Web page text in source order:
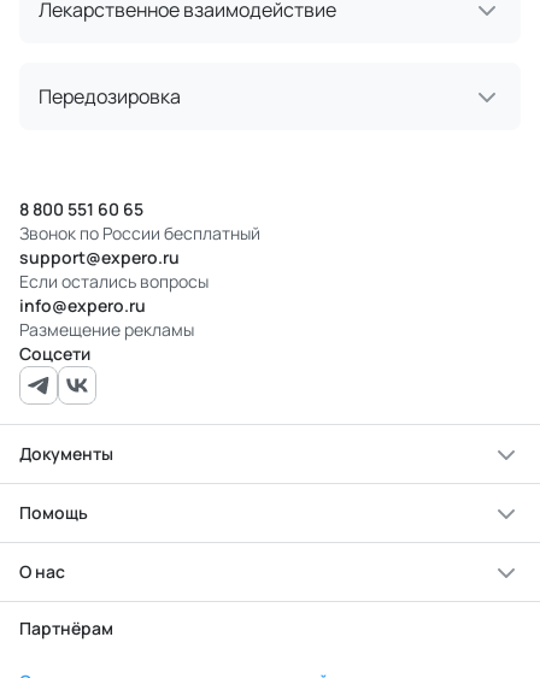
Лекарственное взаимодействие
Передозировка
8 800 551 60 65
Звонок по России бесплатный
support@expero.ru
Если остались вопросы
info@expero.ru
Размещение рекламы
Соцсети
Документы
Помощь
О нас
Партнёрам